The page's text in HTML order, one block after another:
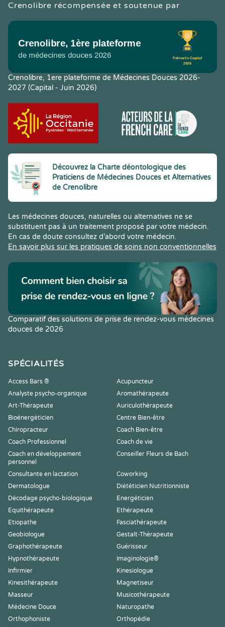
Crenolibre récompensée et soutenue par
Crenolibre, 1ere plateforme de Médecines Douces 2026-
2027 (Capital - Juin 2026)
Découvrez la Charte déontologique des
Praticiens de Médecines Douces et Alternatives
de Crenolibre
Les médecines douces, naturelles ou alternatives ne se
substituent pas à un traitement proposé par votre médecin.
En cas de doute consultez d’abord votre médecin.
En savoir plus sur les pratiques de soins non conventionnelles
Comparatif des solutions de prise de rendez-vous médecines
douces de 2026
SPÉCIALITÉS
Access Bars ®
Acupuncteur
Analyste psycho-organique
Aromathérapeute
Art-Thérapeute
Auriculothérapeute
Bioénergéticien
Centre Bien-être
Chiropracteur
Coach Bien-être
Coach Professionnel
Coach de vie
Coach en développement
personnel
Conseiller Fleurs de Bach
Consultante en lactation
Coworking
Dermatologue
Diététicien Nutritionniste
Décodage psycho-biologique
Energéticien
Equithérapeute
Ethérapeute
Etiopathe
Fasciathérapeute
Geobiologue
Gestalt-Thérapeute
Graphothérapeute
Guérisseur
Hypnothérapeute
Imaginologie®
Infirmier
Kinesiologue
Kinesithérapeute
Magnetiseur
Masseur
Musicothérapeute
Médecine Douce
Naturopathe
Orthophoniste
Orthopédie